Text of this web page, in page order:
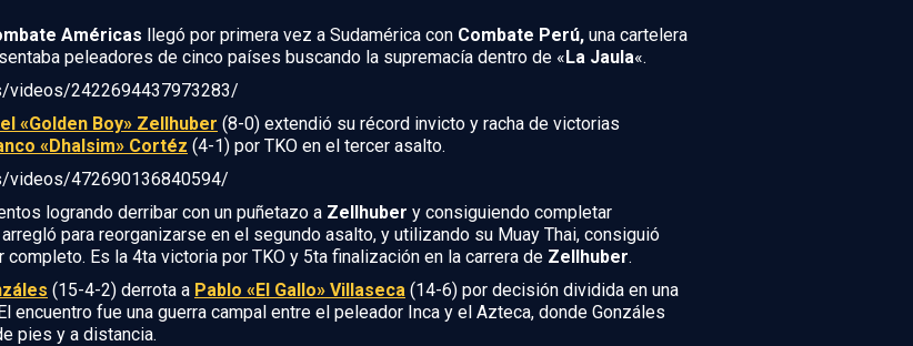
Américas llegó por primera vez a Sudamérica con Combate Perú, una cartelera
peleadores de cinco países buscando la supremacía dentro de «La Jaula«.
videos/2422694437973283/
«Golden Boy» Zellhuber (8-0) extendió su récord invicto y racha de victorias
«Dhalsim» Cortéz (4-1) por TKO en el tercer asalto.
videos/472690136840594/
logrando derribar con un puñetazo a Zellhuber y consiguiendo completar
para reorganizarse en el segundo asalto, y utilizando su Muay Thai, consiguió
Es la 4ta victoria por TKO y 5ta finalización en la carrera de Zellhuber.
(15-4-2) derrota a Pablo «El Gallo» Villaseca (14-6) por decisión dividida en una
encuentro fue una guerra campal entre el peleador Inca y el Azteca, donde Gonzáles
pies y a distancia.